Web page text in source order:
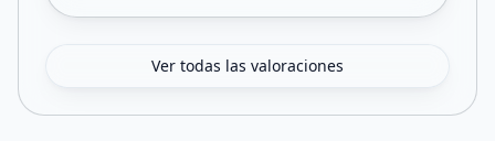
Ver todas las valoraciones